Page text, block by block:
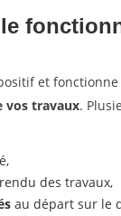
et
vos travaux.
des travaux,
au départ sur le